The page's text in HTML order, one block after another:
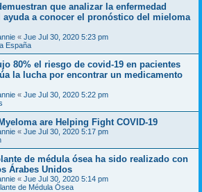
que analizar la enfermedad
a conocer el pronóstico del mieloma
« Jue Jul 30, 2020 5:23 pm
España
80% el riesgo de covid-19 en pacientes
la lucha por encontrar un medicamento
« Jue Jul 30, 2020 5:22 pm
are Helping Fight COVID-19
« Jue Jul 30, 2020 5:17 pm
de médula ósea ha sido realizado con
Árabes Unidos
« Jue Jul 30, 2020 5:14 pm
de Médula Ósea